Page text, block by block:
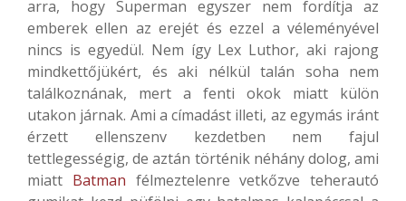
arra, hogy Superman egyszer nem fordítja az
emberek ellen az erejét és ezzel a véleményével
nincs is egyedül. Nem így Lex Luthor, aki rajong
mindkettőjükért, és aki nélkül talán soha nem
találkoznának, mert a fenti okok miatt külön
utakon járnak. Ami a címadást illeti, az egymás iránt
érzett ellenszenv kezdetben nem fajul
tettlegességig, de aztán történik néhány dolog, ami
miatt Batman félmeztelenre vetkőzve teherautó